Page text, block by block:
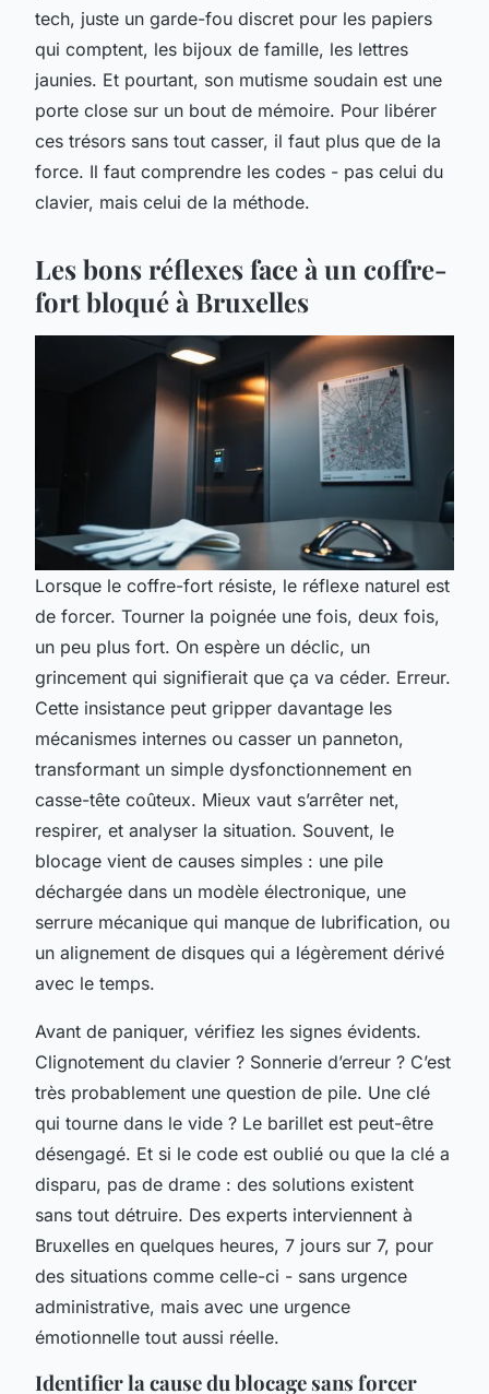
tech, juste un garde-fou discret pour les papiers
qui comptent, les bijoux de famille, les lettres
jaunies. Et pourtant, son mutisme soudain est une
porte close sur un bout de mémoire. Pour libérer
ces trésors sans tout casser, il faut plus que de la
force. Il faut comprendre les codes - pas celui du
clavier, mais celui de la méthode.
Les bons réflexes face à un coffre-
fort bloqué à Bruxelles
Lorsque le coffre-fort résiste, le réflexe naturel est
de forcer. Tourner la poignée une fois, deux fois,
un peu plus fort. On espère un déclic, un
grincement qui signifierait que ça va céder. Erreur.
Cette insistance peut gripper davantage les
mécanismes internes ou casser un panneton,
transformant un simple dysfonctionnement en
casse-tête coûteux. Mieux vaut s’arrêter net,
respirer, et analyser la situation. Souvent, le
blocage vient de causes simples : une pile
déchargée dans un modèle électronique, une
serrure mécanique qui manque de lubrification, ou
un alignement de disques qui a légèrement dérivé
avec le temps.
Avant de paniquer, vérifiez les signes évidents.
Clignotement du clavier ? Sonnerie d’erreur ? C’est
très probablement une question de pile. Une clé
qui tourne dans le vide ? Le barillet est peut-être
désengagé. Et si le code est oublié ou que la clé a
disparu, pas de drame : des solutions existent
sans tout détruire. Des experts interviennent à
Bruxelles en quelques heures, 7 jours sur 7, pour
des situations comme celle-ci - sans urgence
administrative, mais avec une urgence
émotionnelle tout aussi réelle.
Identifier la cause du blocage sans forcer